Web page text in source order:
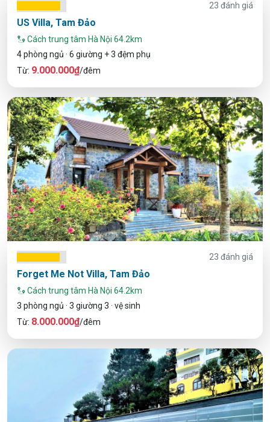
23 đánh giá
US Villa, Tam Đảo
Cách trung tâm Hà Nội 64.2km
4 phòng ngủ · 6 giường + 3 đệm phụ
Từ: 9.000.000₫/đêm
23 đánh giá
Forget Me Not Villa, Tam Đảo
Cách trung tâm Hà Nội 64.2km
3 phòng ngủ · 3 giường 3 · vệ sinh
Từ: 8.000.000₫/đêm